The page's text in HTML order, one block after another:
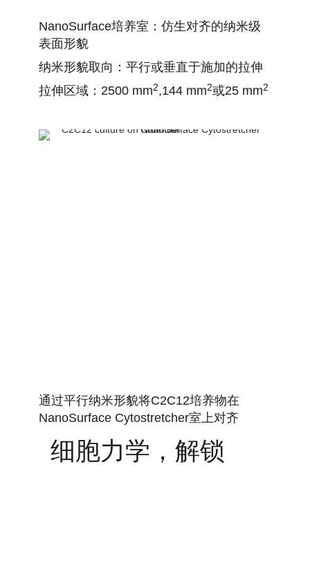
NanoSurface培养室：仿生对齐的纳米级
表面形貌
纳米形貌取向：平行或垂直于施加的拉伸
拉伸区域：2500 mm2,144 mm2或25 mm2
通过平行纳米形貌将C2C12培养物在
NanoSurface Cytostretcher室上对齐
细胞力学，解锁